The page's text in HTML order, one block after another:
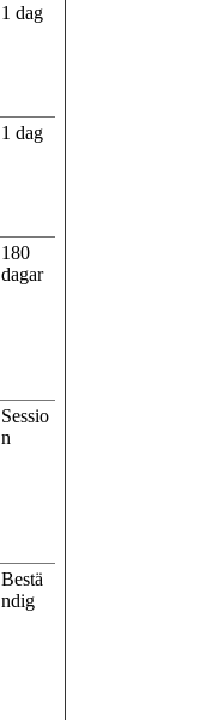
1 dag
1 dag
180
dagar
Sessio
n
Bestä
ndig